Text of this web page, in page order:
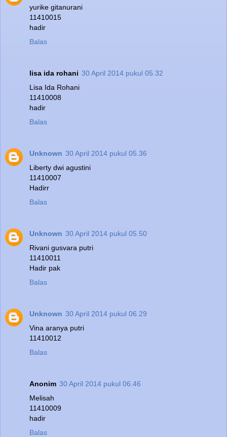
yurike gitanurani
11410015
hadir
Balas
lisa ida rohani 30 April 2014 pukul 05.32
Lisa Ida Rohani
11410008
hadir
Balas
Unknown 30 April 2014 pukul 05.36
Liberty dwi agustini
11410007
Hadirr
Balas
Unknown 30 April 2014 pukul 05.50
Rivani gusvara putri
11410011
Hadir pak
Balas
Unknown 30 April 2014 pukul 06.29
Vina aranya putri
11410012
Balas
Anonim 30 April 2014 pukul 06.46
Melisah
11410009
hadir
Balas